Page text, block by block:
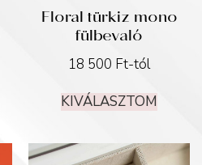
Floral türkiz mono
fülbevaló
18 500 Ft-tól
KIVÁLASZTOM